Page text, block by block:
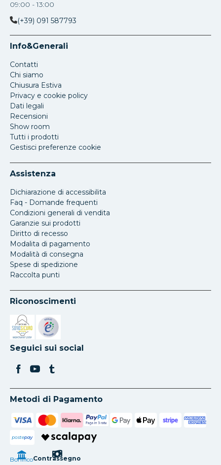
09:00 - 13:00
(+39) 091 587793
Info&Generali
Contatti
Chi siamo
Chiusura Estiva
Privacy e cookie policy
Dati legali
Recensioni
Show room
Tutti i prodotti
Gestisci preferenze cookie
Assistenza
Dichiarazione di accessibilita
Faq - Domande frequenti
Condizioni generali di vendita
Garanzie sui prodotti
Diritto di recesso
Modalita di pagamento
Modalità di consegna
Spese di spedizione
Raccolta punti
Riconoscimenti
Si apre in una nuova scheda
Si apre in una nuova scheda
Seguici sui social
Metodi di Pagamento
postepay
BonificoContrassegno